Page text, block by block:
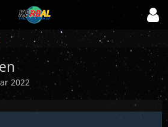
2022